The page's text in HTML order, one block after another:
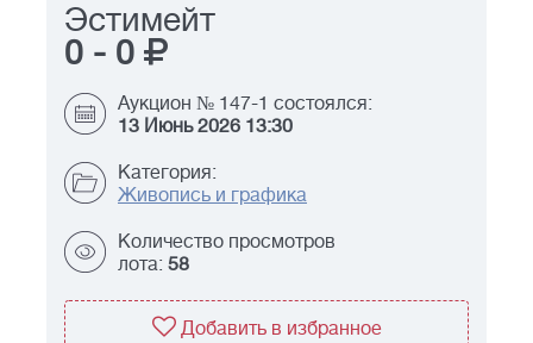
Эстимейт
0 - 0
Аукцион № 147-1 состоялся:
13 Июнь 2026 13:30
Категория:
Живопись и графика
Количество просмотров
лота: 58
Добавить в избранное